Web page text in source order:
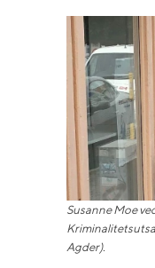
Susanne Moe
Agder).